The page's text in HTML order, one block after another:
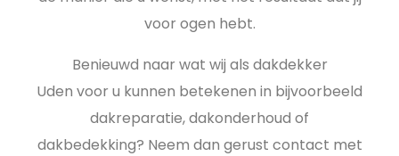
voor ogen hebt.
Benieuwd naar wat wij als dakdekker
Uden voor u kunnen betekenen in bijvoorbeeld
dakreparatie, dakonderhoud of
dakbedekking? Neem dan gerust contact met